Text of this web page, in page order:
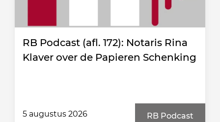
RB Podcast (afl. 172): Notaris Rina
Klaver over de Papieren Schenking
5 augustus 2026 RB Podcast